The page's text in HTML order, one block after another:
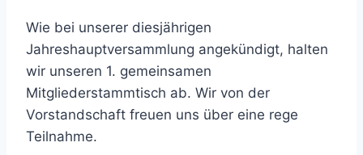
Wie bei unserer diesjährigen
Jahreshauptversammlung angekündigt, halten
wir unseren 1. gemeinsamen
Mitgliederstammtisch ab. Wir von der
Vorstandschaft freuen uns über eine rege
Teilnahme.